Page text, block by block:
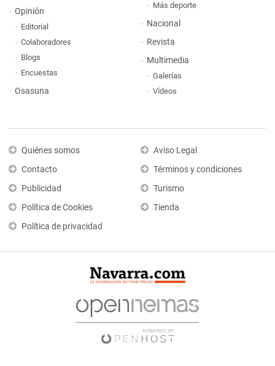
Opinión
Editorial
Colaboradores
Blogs
Encuestas
Osasuna
Más deporte
Nacional
Revista
Multimedia
Galerías
Vídeos
Quiénes somos
Contacto
Publicidad
Política de Cookies
Política de privacidad
Aviso Legal
Términos y condiciones
Turismo
Tienda